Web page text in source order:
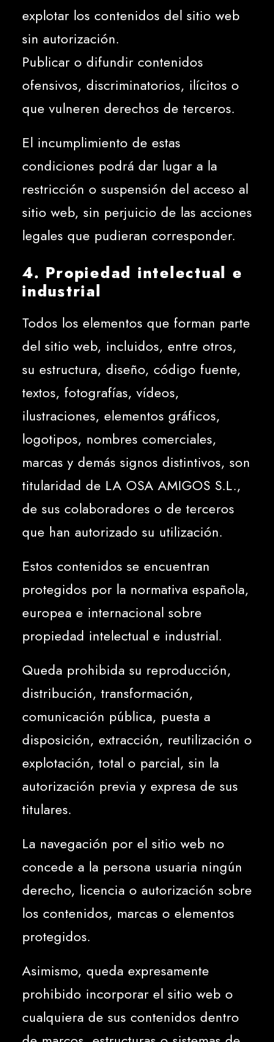
explotar los contenidos del sitio web
sin autorización.
Publicar o difundir contenidos
ofensivos, discriminatorios, ilícitos o
que vulneren derechos de terceros.
El incumplimiento de estas
condiciones podrá dar lugar a la
restricción o suspensión del acceso al
sitio web, sin perjuicio de las acciones
legales que pudieran corresponder.
4. Propiedad intelectual e
industrial
Todos los elementos que forman parte
del sitio web, incluidos, entre otros,
su estructura, diseño, código fuente,
textos, fotografías, vídeos,
ilustraciones, elementos gráficos,
logotipos, nombres comerciales,
marcas y demás signos distintivos, son
titularidad de LA OSA AMIGOS S.L.,
de sus colaboradores o de terceros
que han autorizado su utilización.
Estos contenidos se encuentran
protegidos por la normativa española,
europea e internacional sobre
propiedad intelectual e industrial.
Queda prohibida su reproducción,
distribución, transformación,
comunicación pública, puesta a
disposición, extracción, reutilización o
explotación, total o parcial, sin la
autorización previa y expresa de sus
titulares.
La navegación por el sitio web no
concede a la persona usuaria ningún
derecho, licencia o autorización sobre
los contenidos, marcas o elementos
protegidos.
Asimismo, queda expresamente
prohibido incorporar el sitio web o
cualquiera de sus contenidos dentro